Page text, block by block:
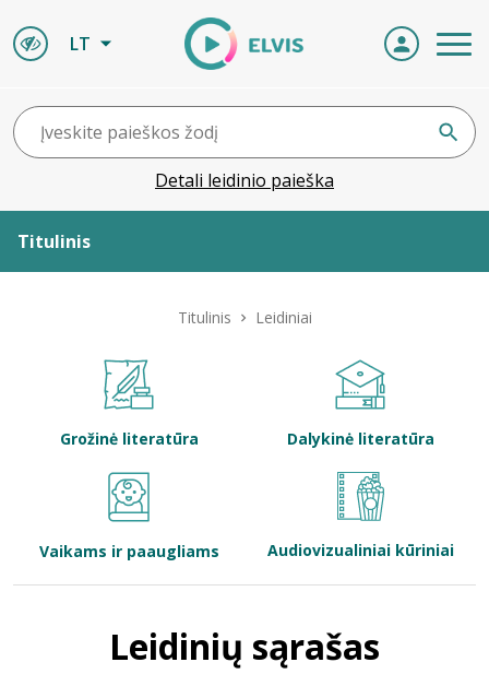
LT
Detali leidinio paieška
Titulinis
Bibliotekoms
Titulinis Leidiniai
Grožinė literatūra Dalykinė literatūra
Vaikams ir paaugliams Audiovizualiniai kūriniai
Leidinių sąrašas